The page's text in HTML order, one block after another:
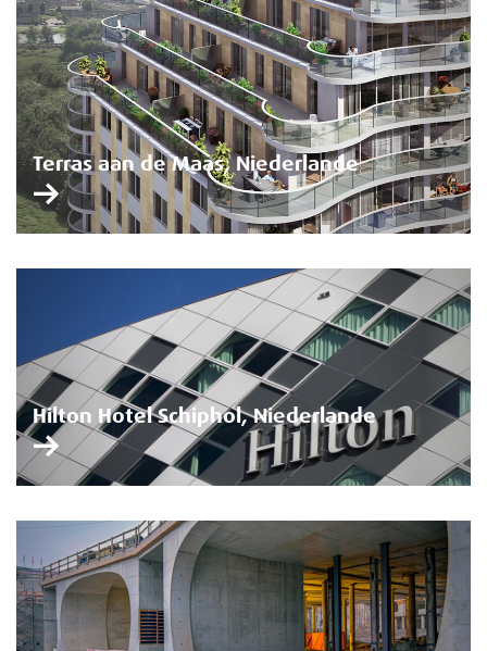
Terras aan de Maas, Niederlande
Hilton Hotel Schiphol, Niederlande